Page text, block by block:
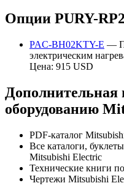
Опции PURY-
PAC-BH02KTY-E —
электрическим
Цена: 915 USD
оборудованию
PDF-каталог
Все каталоги,
Mitsubishi Electric
Технические книги
Чертежи Mitsubishi